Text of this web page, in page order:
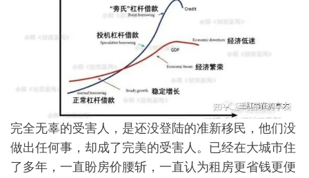
完全无辜的受害人，是还没登陆的准新移民，他们没
做出任何事，却成了完美的受害人。已经在大城市住
了多年，一直盼房价腰斩，一直认为租房更省钱更便